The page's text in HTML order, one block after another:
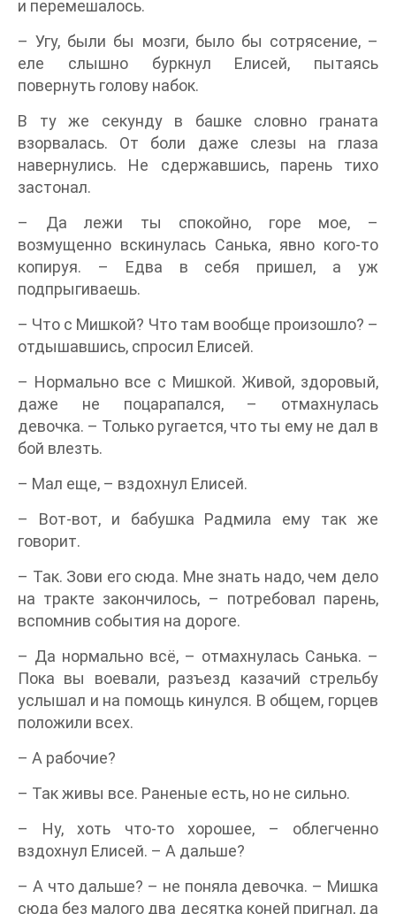
и перемешалось.
– Угу, были бы мозги, было бы сотрясение, –
еле слышно буркнул Елисей, пытаясь
повернуть голову набок.
В ту же секунду в башке словно граната
взорвалась. От боли даже слезы на глаза
навернулись. Не сдержавшись, парень тихо
застонал.
– Да лежи ты спокойно, горе мое, –
возмущенно вскинулась Санька, явно кого-то
копируя. – Едва в себя пришел, а уж
подпрыгиваешь.
– Что с Мишкой? Что там вообще произошло? –
отдышавшись, спросил Елисей.
– Нормально все с Мишкой. Живой, здоровый,
даже не поцарапался, – отмахнулась
девочка. – Только ругается, что ты ему не дал в
бой влезть.
– Мал еще, – вздохнул Елисей.
– Вот-вот, и бабушка Радмила ему так же
говорит.
– Так. Зови его сюда. Мне знать надо, чем дело
на тракте закончилось, – потребовал парень,
вспомнив события на дороге.
– Да нормально всё, – отмахнулась Санька. –
Пока вы воевали, разъезд казачий стрельбу
услышал и на помощь кинулся. В общем, горцев
положили всех.
– А рабочие?
– Так живы все. Раненые есть, но не сильно.
– Ну, хоть что-то хорошее, – облегченно
вздохнул Елисей. – А дальше?
– А что дальше? – не поняла девочка. – Мишка
сюда без малого два десятка коней пригнал, да